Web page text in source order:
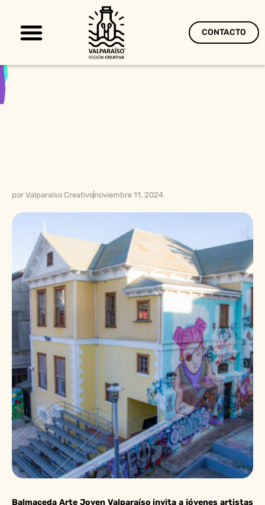
CONTACTO
por Valparaíso Creativonoviembre 11, 2024
Balmaceda Arte Joven Valparaíso invita a jóvenes artistas